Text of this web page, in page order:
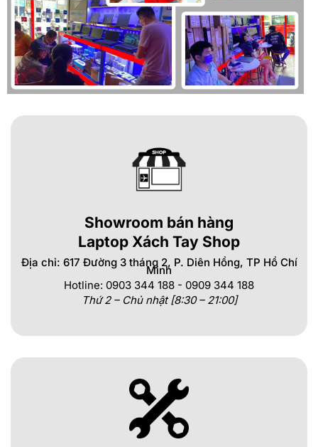
Showroom bán hàng
Laptop Xách Tay Shop
Địa chỉ: 617 Đường 3 tháng 2, P. Diên Hồng, TP Hồ Chí
Minh
Hotline: 0903 344 188 - 0909 344 188
Thứ 2 – Chủ nhật [8:30 – 21:00]